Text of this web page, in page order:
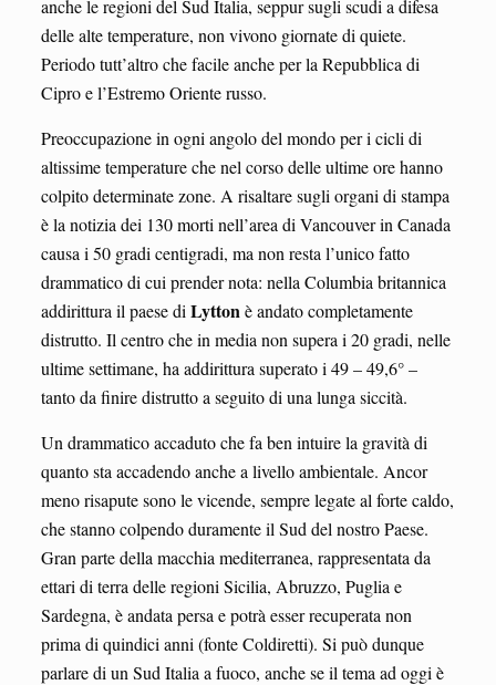
anche le regioni del Sud Italia, seppur sugli scudi a difesa
delle alte temperature, non vivono giornate di quiete.
Periodo tutt’altro che facile anche per la Repubblica di
Cipro e l’Estremo Oriente russo.
Preoccupazione in ogni angolo del mondo per i cicli di
altissime temperature che nel corso delle ultime ore hanno
colpito determinate zone. A risaltare sugli organi di stampa
è la notizia dei 130 morti nell’area di Vancouver in Canada
causa i 50 gradi centigradi, ma non resta l’unico fatto
drammatico di cui prender nota: nella Columbia britannica
addirittura il paese di Lyttonè andato completamente
distrutto. Il centro che in media non supera i 20 gradi, nelle
ultime settimane, ha addirittura superato i 49 – 49,6° –
tanto da finire distrutto a seguito di una lunga siccità.
Un drammatico accaduto che fa ben intuire la gravità di
quanto sta accadendo anche a livello ambientale. Ancor
meno risapute sono le vicende, sempre legate al forte caldo,
che stanno colpendo duramente il Sud del nostro Paese.
Gran parte della macchia mediterranea, rappresentata da
ettari di terra delle regioni Sicilia, Abruzzo, Puglia e
Sardegna, è andata persa e potrà esser recuperata non
prima di quindici anni (fonte Coldiretti). Si può dunque
parlare di un Sud Italia a fuoco, anche se il tema ad oggi è